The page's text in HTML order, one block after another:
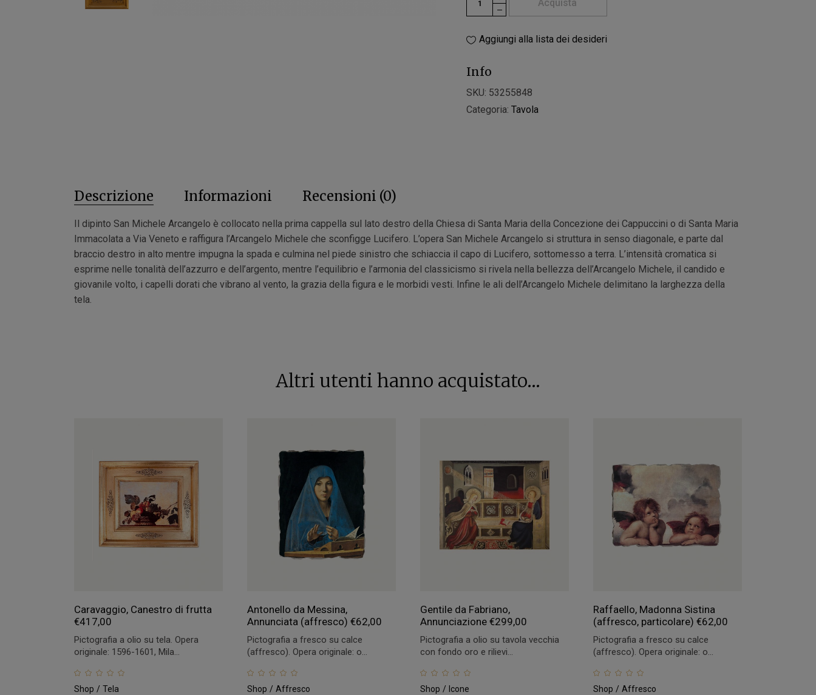
Acquista
Aggiungi alla lista dei desideri
Info
SKU: 53255848
Categoria:Tavola
Descrizione Informazioni Recensioni (0)
Il dipinto San Michele Arcangelo è collocato nella prima cappella sul lato destro della Chiesa di Santa Maria della Concezione dei Cappuccini o di Santa Maria
Immacolata a Via Veneto e raffigura l’Arcangelo Michele che sconfigge Lucifero. L’opera San Michele Arcangelo si struttura in senso diagonale, e parte dal
braccio destro in alto mentre impugna la spada e culmina nel piede sinistro che schiaccia il capo di Lucifero, sottomesso a terra. L’intensità cromatica si
esprime nelle tonalità dell’azzurro e dell’argento, mentre l’equilibrio e l’armonia del classicismo si rivela nella bellezza dell’Arcangelo Michele, il candido e
giovanile volto, i capelli dorati che vibrano al vento, la grazia della figura e le morbidi vesti. Infine le ali dell’Arcangelo Michele delimitano la larghezza della
tela.
Altri utenti hanno acquistato...
Caravaggio, Canestro di frutta
€417,00
Pictografia a olio su tela. Opera
originale: 1596-1601, Mila...
Shop Tela
Antonello da Messina,
Annunciata (affresco) €62,00
Pictografia a fresco su calce
(affresco). Opera originale: o...
Shop Affresco
Gentile da Fabriano,
Annunciazione €299,00
Pictografia a olio su tavola vecchia
con fondo oro e rilievi...
Shop Icone
Raffaello, Madonna Sistina
(affresco, particolare) €62,00
Pictografia a fresco su calce
(affresco). Opera originale: o...
Shop Affresco